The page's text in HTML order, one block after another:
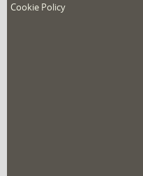
Cookie Policy